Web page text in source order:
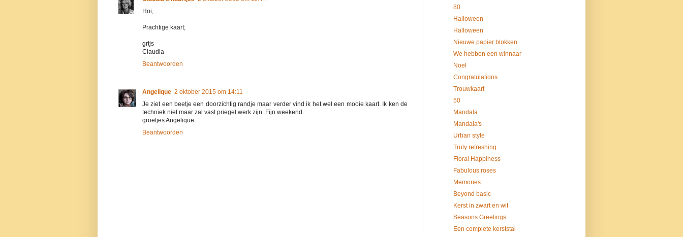
Hoi,
Prachtige kaart;
grtjs
Claudia
Beantwoorden
Angelique 2 oktober 2015 om 14:11
Je ziet een beetje een doorzichtig randje maar verder vind ik het wel een mooie kaart. Ik ken de
techniek niet maar zal vast priegel werk zijn. Fijn weekend.
groetjes Angelique
Beantwoorden
80
Halloween
Halloween
Nieuwe papier blokken
We hebben een winnaar
Noel
Congratulations
Trouwkaart
50
Mandala
Mandala's
Urban style
Truly refreshing
Floral Happiness
Fabulous roses
Memories
Beyond basic
Kerst in zwart en wit
Seasons Greetings
Een complete kerststal